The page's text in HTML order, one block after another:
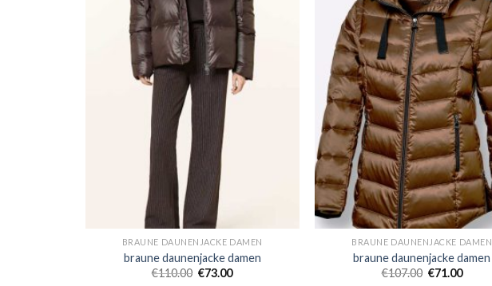
BRAUNE DAUNENJACKE DAMEN
braune daunenjacke damen
€110.00 €73.00
BRAUNE DAUNENJACKE DAMEN
braune daunenjacke damen
€107.00 €71.00